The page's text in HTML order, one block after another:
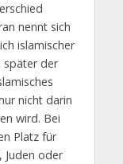
nennt sich
islamischer
später der
nicht darin
wird. Bei
Platz für
Juden oder